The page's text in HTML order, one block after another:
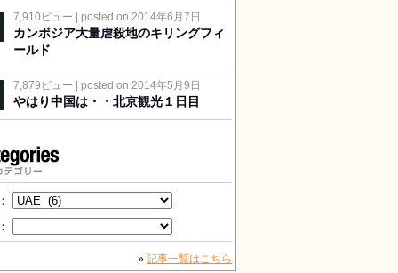
7,910ビュー posted on 2014年6月7日
カンボジア大量虐殺地のキリングフィ
ールド
7,879ビュー posted on 2014年5月9日
やはり中国は・・北京観光１日目
テゴリー
» 記事一覧はこちら